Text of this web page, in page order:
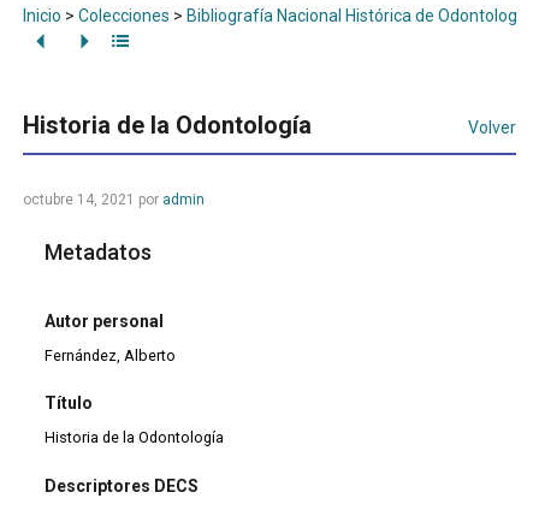
Inicio > Colecciones > Bibliografía Nacional Histórica de Odontología
Historia de la Odontología Volver
octubre 14, 2021 por admin
Metadatos
Autor personal
Fernández, Alberto
Título
Historia de la Odontología
Descriptores DECS